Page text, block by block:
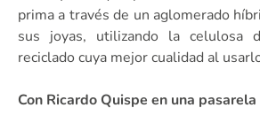
prima a través de un aglomerado
sus joyas, utilizando la celulosa
reciclado cuya mejor cualidad al
Con Ricardo Quispe en una